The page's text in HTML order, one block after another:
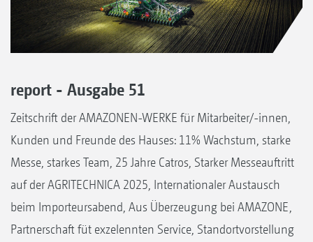
report - Ausgabe 51
Zeitschrift der AMAZONEN-WERKE für Mitarbeiter/-innen,
Kunden und Freunde des Hauses: 11% Wachstum, starke
Messe, starkes Team, 25 Jahre Catros, Starker Messeauftritt
auf der AGRITECHNICA 2025, Internationaler Austausch
beim Importeursabend, Aus Überzeugung bei AMAZONE,
Partnerschaft füt exzelennten Service, Standortvorstellung